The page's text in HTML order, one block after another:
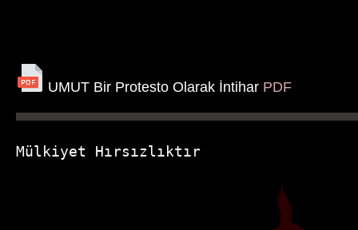
UMUT Bir Protesto Olarak İntihar PDF
Mülkiyet Hırsızlıktır